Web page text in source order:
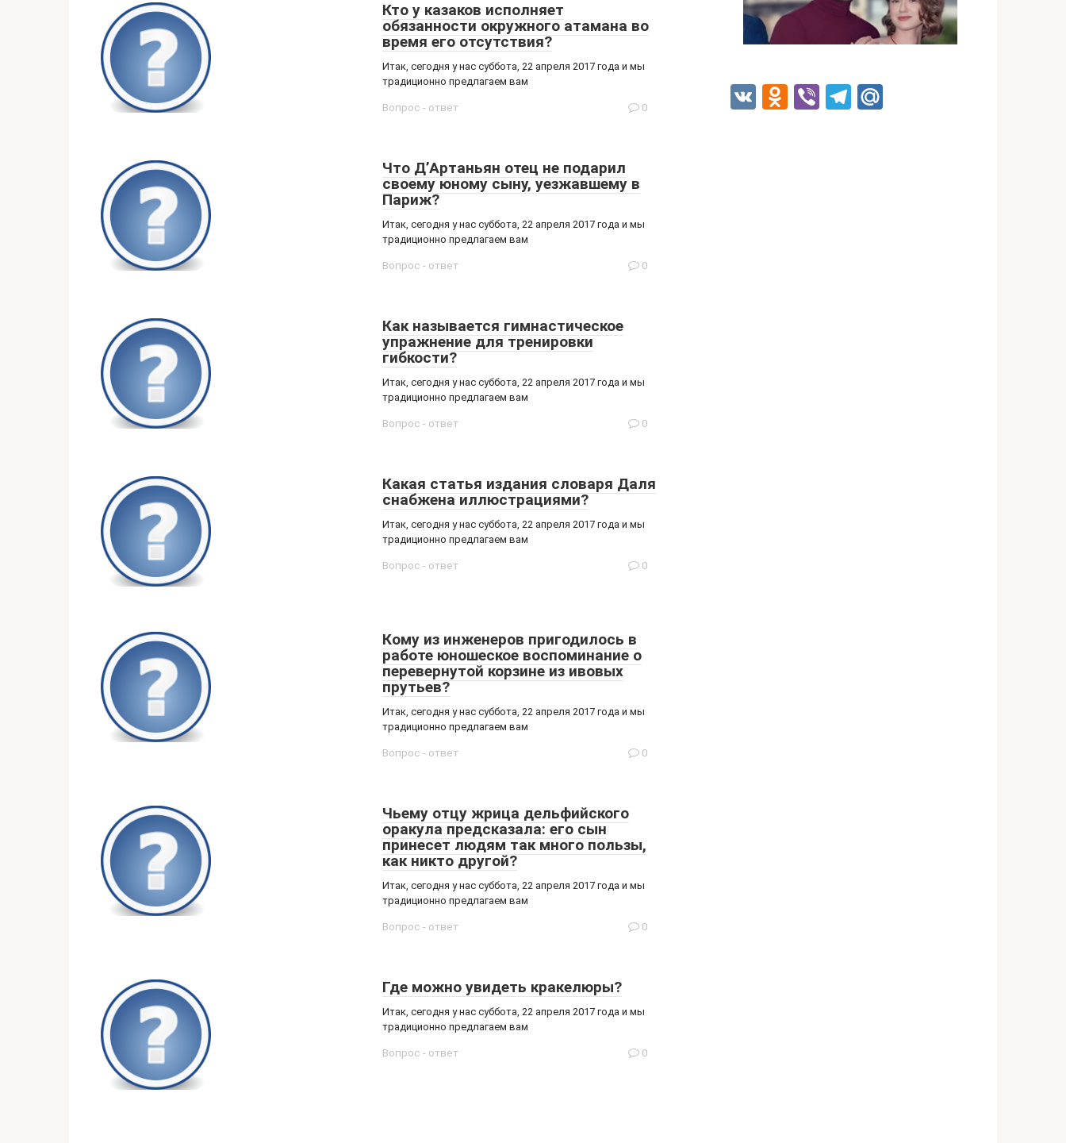
Кто у казаков исполняет
обязанности окружного атамана во
время его отсутствия?
Итак, сегодня у нас суббота, 22 апреля 2017 года и мы
традиционно предлагаем вам
Вопрос - ответ 0
Что Д’Артаньян отец не подарил
своему юному сыну, уезжавшему в
Париж?
Итак, сегодня у нас суббота, 22 апреля 2017 года и мы
традиционно предлагаем вам
Вопрос - ответ 0
Как называется гимнастическое
упражнение для тренировки
гибкости?
Итак, сегодня у нас суббота, 22 апреля 2017 года и мы
традиционно предлагаем вам
Вопрос - ответ 0
Какая статья издания словаря Даля
снабжена иллюстрациями?
Итак, сегодня у нас суббота, 22 апреля 2017 года и мы
традиционно предлагаем вам
Вопрос - ответ 0
Кому из инженеров пригодилось в
работе юношеское воспоминание о
перевернутой корзине из ивовых
прутьев?
Итак, сегодня у нас суббота, 22 апреля 2017 года и мы
традиционно предлагаем вам
Вопрос - ответ 0
Чьему отцу жрица дельфийского
оракула предсказала: его сын
принесет людям так много пользы,
как никто другой?
Итак, сегодня у нас суббота, 22 апреля 2017 года и мы
традиционно предлагаем вам
Вопрос - ответ 0
Где можно увидеть кракелюры?
Итак, сегодня у нас суббота, 22 апреля 2017 года и мы
традиционно предлагаем вам
Вопрос - ответ 0
VK Odnoklassniki
ViberTelegram